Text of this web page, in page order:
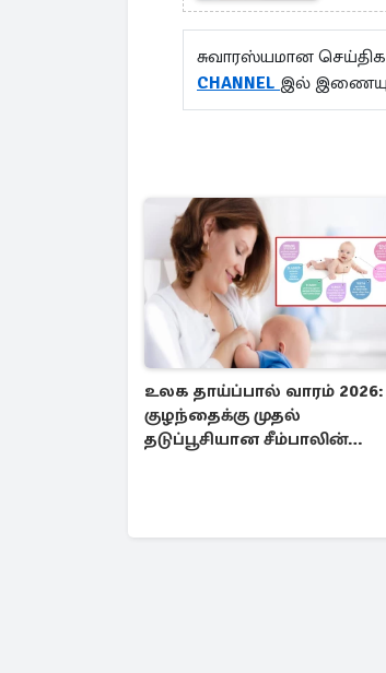
சுவாரஸ்யமான
CHANNEL இல்
உலக தாய்ப்பால் வாரம் 2026:
குழந்தைக்கு முதல்
தடுப்பூசியான சீம்பாலின்